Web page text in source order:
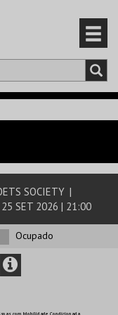
SOCIETY |
25 SET 2026 | 21:00
Ocupado